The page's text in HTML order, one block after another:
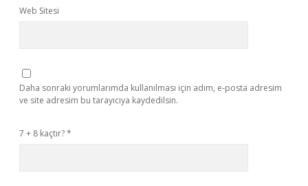
Web Sitesi
Daha sonraki yorumlarımda kullanılması için adım, e-posta adresim
ve site adresim bu tarayıcıya kaydedilsin.
7 + 8 kaçtır?*